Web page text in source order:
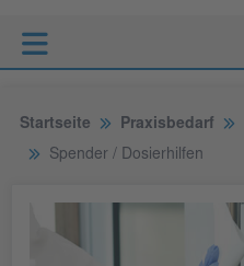
Startseite Praxisbedarf
Spender / Dosierhilfen